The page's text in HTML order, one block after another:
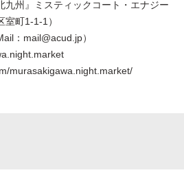
九州』ミスティックコート・エナジー
町1-1-1）
：mail@acud.jp）
murasakigawa.night.market/